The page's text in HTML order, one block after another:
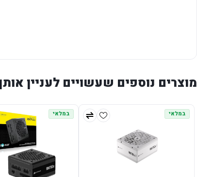
מוצרים נוספים שעשויים לעניין
במלאי במלאי